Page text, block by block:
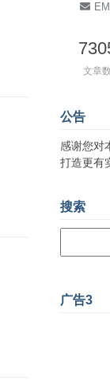
文章数
公告
感谢您对
打造更有
搜索
广告3